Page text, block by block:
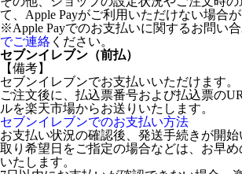
て、Apple Payがご利用いただけない場合が
※Apple Payでのお支払いに関するお問い
でご連絡 ください。
セブンイレブン（前払）
【備考】
セブンイレブンでお支払いいただけます。
ご注文後に、払込票番号および払込票の
ルを楽天市場からお送りいたします。
セブンイレブンでのお支払い方法
お支払い状況の確認後、発送手続きが開
取り希望日をご指定の場合などは、お早
いたします。